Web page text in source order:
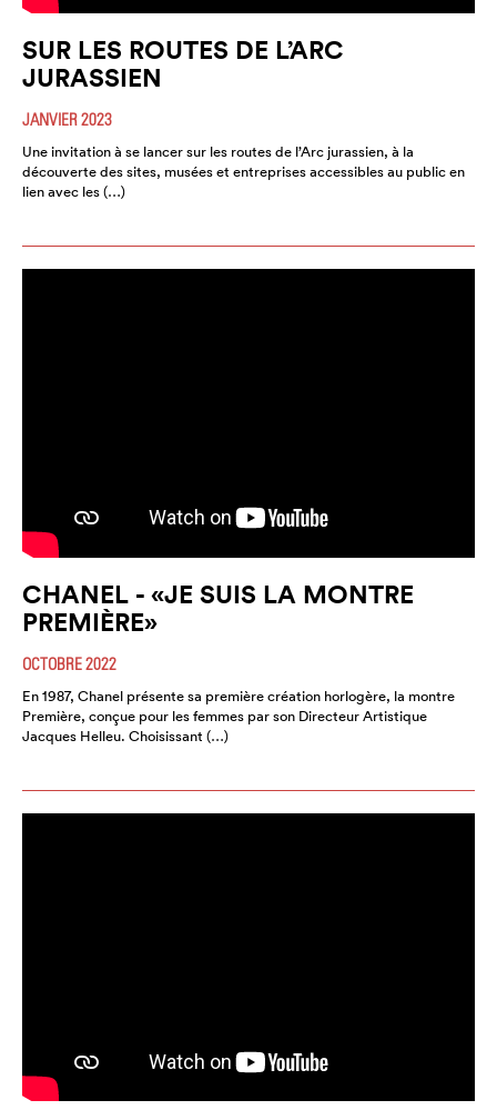
SUR LES ROUTES DE L’ARC
JURASSIEN
JANVIER 2023
Une invitation à se lancer sur les routes de l’Arc jurassien, à la
découverte des sites, musées et entreprises accessibles au public en
lien avec les (…)
CHANEL - «JE SUIS LA MONTRE
PREMIÈRE»
OCTOBRE 2022
En 1987, Chanel présente sa première création horlogère, la montre
Première, conçue pour les femmes par son Directeur Artistique
Jacques Helleu. Choisissant (…)